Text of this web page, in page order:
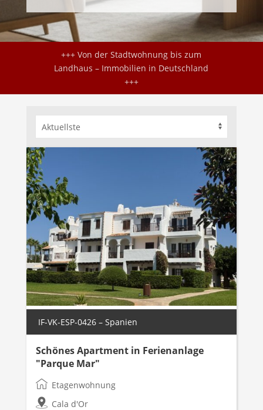
+++ Meer, Sonne, Lebensgefühl – Ihr
Zuhause auf Mallorca +++
IF-VK-ESP-0426 – Spanien
Schönes Apartment in Ferienanlage
"Parque Mar"
Etagenwohnung
Cala d'Or